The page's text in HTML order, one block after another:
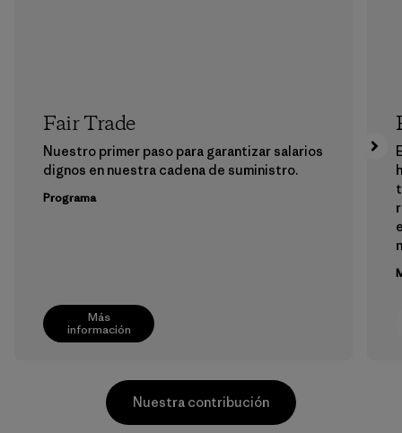
Más
información
Fair Trade
Nuestro primer paso para garantizar salarios
dignos en nuestra cadena de suministro.
Programa
Nuestra contribución